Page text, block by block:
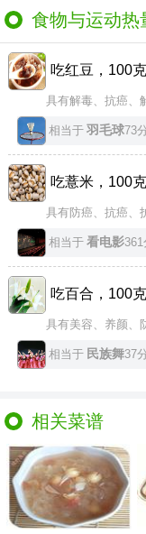
食物与运动热
吃红豆，100
具有解毒、抗癌、
相当于 羽毛球73
吃薏米，100
具有防癌、抗癌、
相当于 看电影
吃百合，100
具有美容、养颜、
相当于 民族舞37
相关菜谱